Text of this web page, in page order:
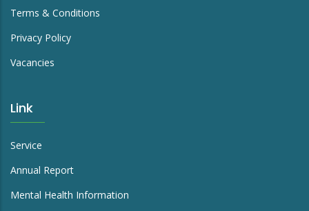
enquiry@richmond.org.hk
Advertise
Terms & Conditions
Privacy Policy
Vacancies